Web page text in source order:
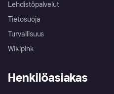
Lehdistöpalvelut
Tietosuoja
Turvallisuus
Wikipink
Henkilöasiakas